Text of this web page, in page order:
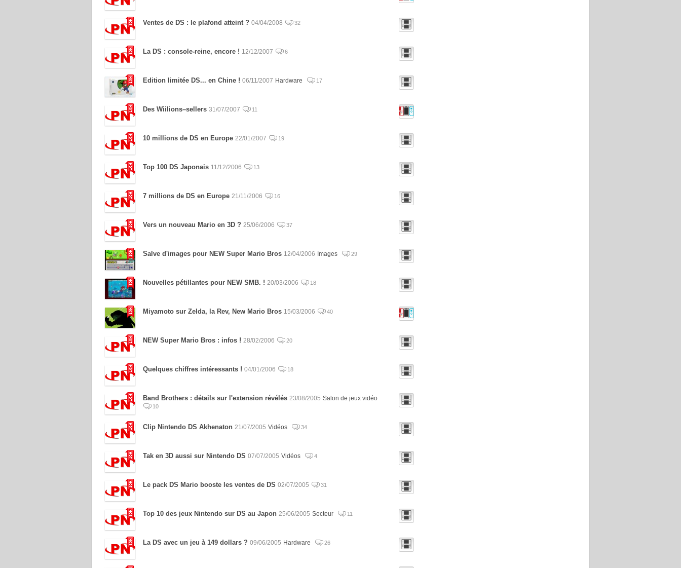
Ventes de DS : le plafond atteint ? 04/04/2008 32
La DS : console-reine, encore ! 12/12/2007 6
Edition limitée DS... en Chine ! 06/11/2007 Hardware 17
Des Wiilions–sellers 31/07/2007 11
10 millions de DS en Europe 22/01/2007 19
Top 100 DS Japonais 11/12/2006 13
7 millions de DS en Europe 21/11/2006 16
Vers un nouveau Mario en 3D ? 25/06/2006 37
Salve d'images pour NEW Super Mario Bros 12/04/2006 Images 29
Nouvelles pétillantes pour NEW SMB. ! 20/03/2006 18
Miyamoto sur Zelda, la Rev, New Mario Bros 15/03/2006 40
NEW Super Mario Bros : infos ! 28/02/2006 20
Quelques chiffres intéressants ! 04/01/2006 18
Band Brothers : détails sur l'extension révélés 23/08/2005 Salon de jeux vidéo
10
Clip Nintendo DS Akhenaton 21/07/2005 Vidéos 34
Tak en 3D aussi sur Nintendo DS 07/07/2005 Vidéos 4
Le pack DS Mario booste les ventes de DS 02/07/2005 31
Top 10 des jeux Nintendo sur DS au Japon 25/06/2005 Secteur 11
La DS avec un jeu à 149 dollars ? 09/06/2005 Hardware 26